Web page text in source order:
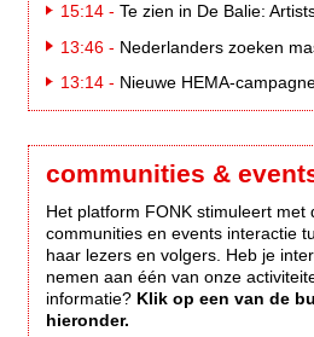
15:14 - Te zien in De Balie: Artists
13:46 - Nederlanders zoeken massaal naar
13:14 - Nieuwe HEMA-campagne reist 1000 jaar terug
communities &
Het platform FONK stimuleert met
communities en events interactie
haar lezers en volgers. Heb je
nemen aan één van onze
informatie? Klik op een van de
hieronder.